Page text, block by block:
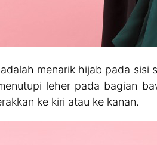
menarik hijab pada sisi
leher pada bagian
ke kiri atau ke kanan.